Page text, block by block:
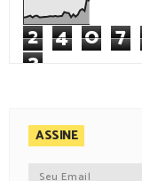
2 4 0 7
3
ASSINE